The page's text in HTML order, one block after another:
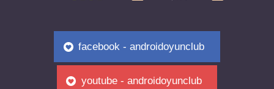
facebook - androidoyunclub
youtube - androidoyunclub